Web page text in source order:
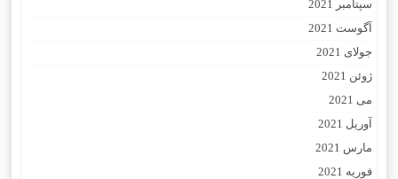
سپتامبر 2021
آگوست 2021
جولای 2021
ژوئن 2021
می 2021
آوریل 2021
مارس 2021
فوریه 2021